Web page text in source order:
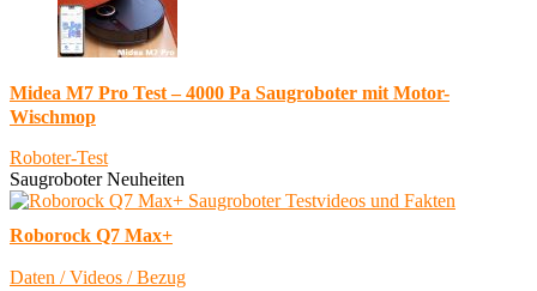
Midea M7 Pro Test – 4000 Pa Saugroboter mit Motor-
Wischmop
Roboter-Test
Saugroboter Neuheiten
Roborock Q7 Max+
Daten / Videos / Bezug